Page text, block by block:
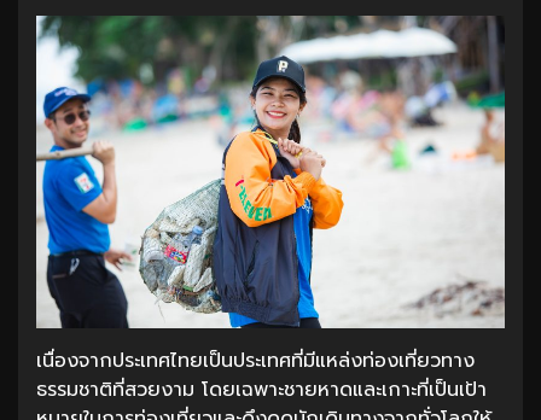
เนื่องจากประเทศไทยเป็นประเทศที่มีแหล่งท่องเที่ยวทาง
ธรรมชาติที่สวยงาม โดยเฉพาะชายหาดและเกาะที่เป็นเป้า